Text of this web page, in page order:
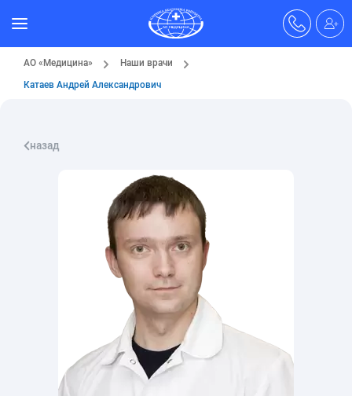
АО «Медицина»
Наши врачи
Катаев Андрей Александрович
назад